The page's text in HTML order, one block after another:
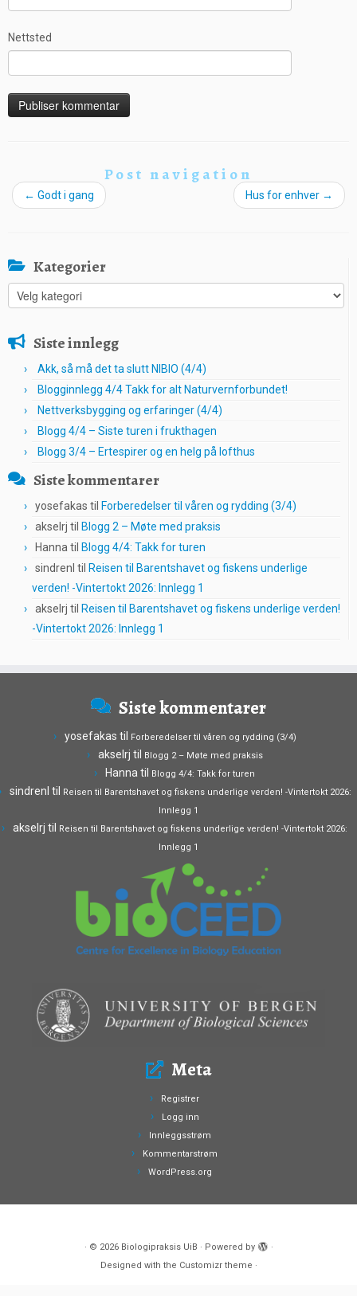
Nettsted
Post navigation
← Godt i gang Hus for enhver →
Kategorier
Kategorier
Siste innlegg
Akk, så må det ta slutt NIBIO (4/4)
Blogginnlegg 4/4 Takk for alt Naturvernforbundet!
Nettverksbygging og erfaringer (4/4)
Blogg 4/4 – Siste turen i frukthagen
Blogg 3/4 – Ertespirer og en helg på lofthus
Siste kommentarer
yosefakas til Forberedelser til våren og rydding (3/4)
akselrj til Blogg 2 – Møte med praksis
Hanna til Blogg 4/4: Takk for turen
sindrenl til Reisen til Barentshavet og fiskens underlige
verden! -Vintertokt 2026: Innlegg 1
akselrj til Reisen til Barentshavet og fiskens underlige verden!
-Vintertokt 2026: Innlegg 1
Siste kommentarer
yosefakas til Forberedelser til våren og rydding (3/4)
akselrj til Blogg 2 – Møte med praksis
Hanna til Blogg 4/4: Takk for turen
sindrenl til Reisen til Barentshavet og fiskens underlige verden! -Vintertokt 2026:
Innlegg 1
akselrj til Reisen til Barentshavet og fiskens underlige verden! -Vintertokt 2026:
Innlegg 1
Meta
Registrer
Logg inn
Innleggsstrøm
Kommentarstrøm
WordPress.org
· © 2026 Biologipraksis UiB · Powered by
·
Designed with the Customizr theme ·